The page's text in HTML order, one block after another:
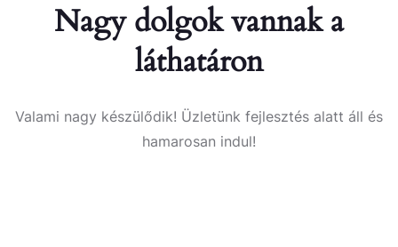
Nagy dolgok vannak a
láthatáron
Valami nagy készülődik! Üzletünk fejlesztés alatt áll és
hamarosan indul!